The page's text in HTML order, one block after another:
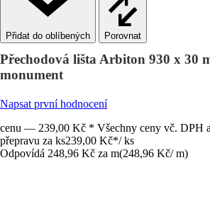
Porovnat
Přechodová lišta Arbiton 930 x 30
monument
Napsat první hodnocení
cenu — 239,00 Kč * Všechny ceny vč. DPH
přepravu za ks239,00 Kč*/ ks
Odpovídá 248,96 Kč za m(248,96 Kč/ m)